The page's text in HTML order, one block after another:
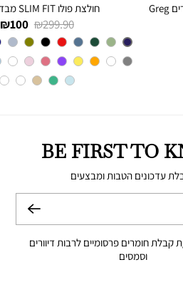
חולצה מכופתרת עם שרוולים ארוכים לגברים Greg
חולצת פולו SLIM FIT מבד מנדף
מחיר
מוצר
100 ₪
מחיר
רגיל
299.90 ₪
צבע
BLUE
INDIGO
BE FIRST TO
עדכונים הטבות ומבצעים
קבלת חומרים פרסומיים לרבות דיוורים
וסמסים
שלח